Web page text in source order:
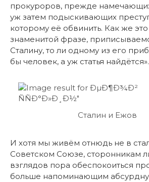
прокуроров, прежде
уж затем подыскивающих
которому её обвинить. Как же
знаменитой фразе,
Сталину, то ли одному из его
бы человек, а уж статья найдётся».
Сталин и Ежов
И хотя мы живём отнюдь не в
Советском Союзе, сторонникам
взглядов пора обеспокоиться
больше напоминающим